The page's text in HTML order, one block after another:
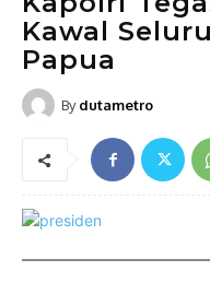
Kawal
Papua
By dutametro